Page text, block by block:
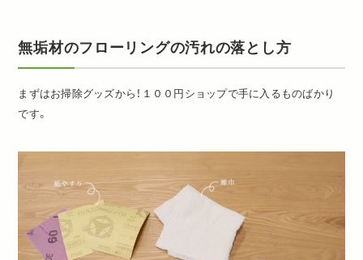
無垢材のフローリングの汚れの落とし方
まずはお掃除グッズから！１００円ショップで手に入るものばかり
です。